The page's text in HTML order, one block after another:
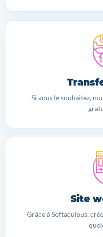
Si vous le souhaitez,
Site
Grâce à Softaculous,